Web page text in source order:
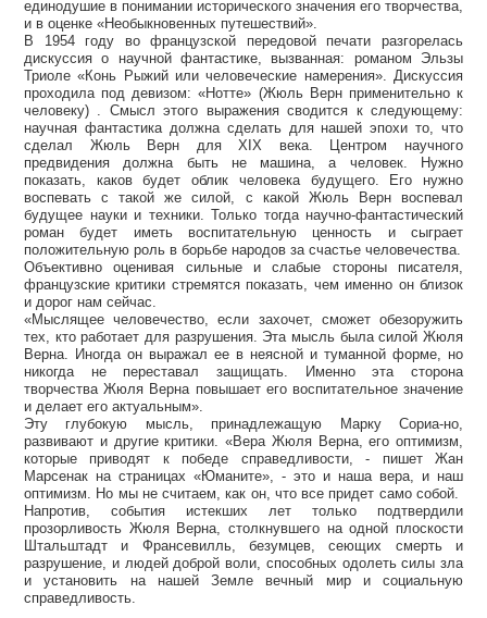
единодушие в понимании исторического значения его творчества,
и в оценке «Необыкновенных путешествий».
В 1954 году во французской передовой печати разгорелась
дискуссия о научной фантастике, вызванная: романом Эльзы
Триоле «Конь Рыжий или человеческие намерения». Дискуссия
проходила под девизом: «Нотте» (Жюль Верн применительно к
человеку) . Смысл этого выражения сводится к следующему:
научная фантастика должна сделать для нашей эпохи то, что
сделал Жюль Верн для XIX века. Центром научного
предвидения должна быть не машина, а человек. Нужно
показать, каков будет облик человека будущего. Его нужно
воспевать с такой же силой, с какой Жюль Верн воспевал
будущее науки и техники. Только тогда научно-фантастический
роман будет иметь воспитательную ценность и сыграет
положительную роль в борьбе народов за счастье человечества.
Объективно оценивая сильные и слабые стороны писателя,
французские критики стремятся показать, чем именно он близок
и дорог нам сейчас.
«Мыслящее человечество, если захочет, сможет обезоружить
тех, кто работает для разрушения. Эта мысль была силой Жюля
Верна. Иногда он выражал ее в неясной и туманной форме, но
никогда не переставал защищать. Именно эта сторона
творчества Жюля Верна повышает его воспитательное значение
и делает его актуальным».
Эту глубокую мысль, принадлежащую Марку Сориа-но,
развивают и другие критики. «Вера Жюля Верна, его оптимизм,
которые приводят к победе справедливости, - пишет Жан
Марсенак на страницах «Юманите», - это и наша вера, и наш
оптимизм. Но мы не считаем, как он, что все придет само собой.
Напротив, события истекших лет только подтвердили
прозорливость Жюля Верна, столкнувшего на одной плоскости
Штальштадт и Франсевилль, безумцев, сеющих смерть и
разрушение, и людей доброй воли, способных одолеть силы зла
и установить на нашей Земле вечный мир и социальную
справедливость.